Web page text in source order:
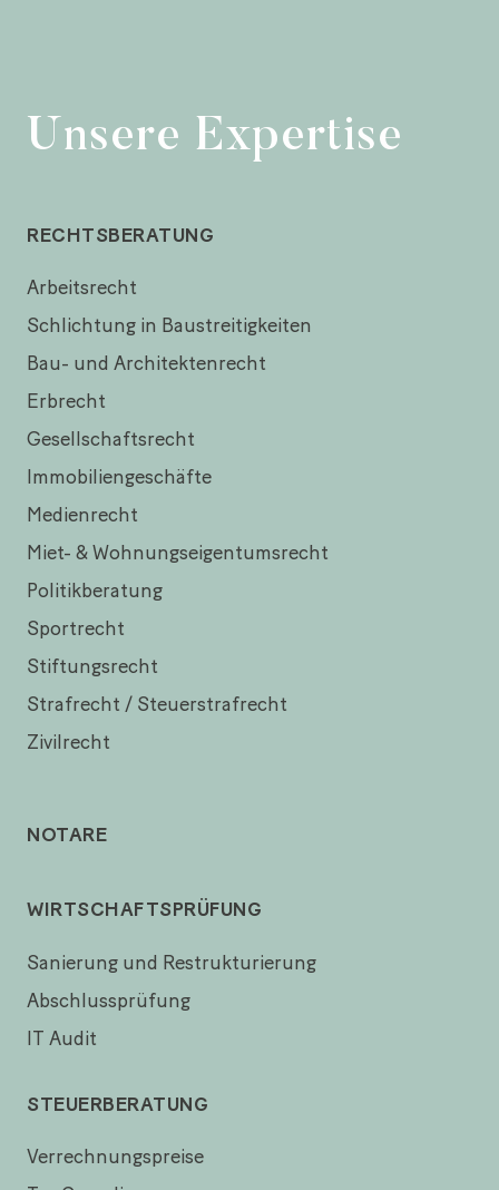
Unsere Expertise
RECHTSBERATUNG
Arbeitsrecht
Schlichtung in Baustreitigkeiten
Bau- und Architektenrecht
Erbrecht
Gesellschaftsrecht
Immobiliengeschäfte
Medienrecht
Miet- & Wohnungseigentumsrecht
Politikberatung
Sportrecht
Stiftungsrecht
Strafrecht / Steuerstrafrecht
Zivilrecht
NOTARE
WIRTSCHAFTSPRÜFUNG
Sanierung und Restrukturierung
Abschlussprüfung
IT Audit
STEUERBERATUNG
Verrechnungspreise